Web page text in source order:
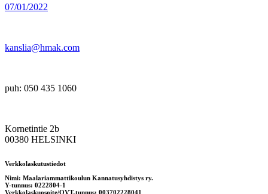
07/01/2022
kanslia@hmak.com
puh: 050 435 1060
Kornetintie 2b
00380 HELSINKI
Verkkolaskutustiedot
Nimi: Maalariammattikoulun Kannatusyhdistys ry.
Y-tunnus: 0222804-1
Verkkolaskuosoite/OVT-tunnus: 003702228041